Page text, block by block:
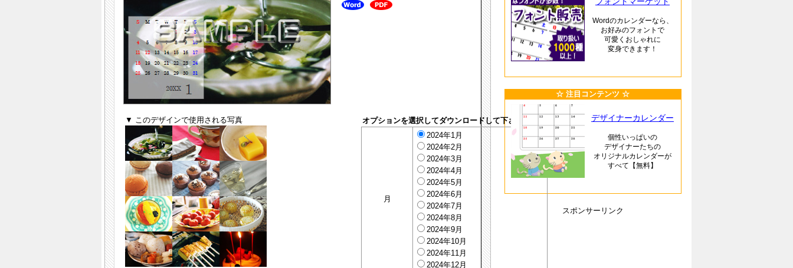
▼ このデザインで使用される写真 オプションを選択してダウンロードして下さい
月
2024年1月
2024年2月
2024年3月
2024年4月
2024年5月
2024年6月
2024年7月
2024年8月
2024年9月
2024年10月
2024年11月
2024年12月
Wordのカレンダーなら、
お好みのフォントで
可愛くおしゃれに
変身できます！
☆ 注目コンテンツ ☆
デザイナーカレンダー
個性いっぱいの
デザイナーたちの
オリジナルカレンダーが
すべて【無料】
スポンサーリンク